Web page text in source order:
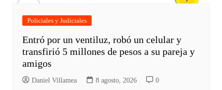
Policiales y Judiciales
Entró por un ventiluz, robó un celular y
transfirió 5 millones de pesos a su pareja y
amigos
Daniel Villamea 8 agosto, 2026 0